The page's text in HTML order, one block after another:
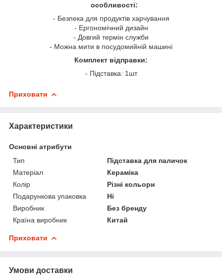
особливості:
- Безпека для продуктів харчування
- Ергономічний дизайн
- Довгий термін служби
- Можна мити в посудомийній машині
Комплект відправки:
- Підставка: 1шт
Приховати
Характеристики
Основні атрибути
Тип
Підставка для паличок
Матеріал
Кераміка
Колір
Різні кольори
Подарункова упаковка
Ні
Виробник
Без бренду
Країна виробник
Китай
Приховати
Умови доставки